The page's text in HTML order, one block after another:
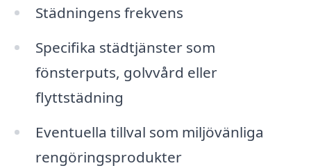
Städningens frekvens
Specifika städtjänster som
fönsterputs, golvvård eller
flyttstädning
Eventuella tillval som miljövänliga
rengöringsprodukter